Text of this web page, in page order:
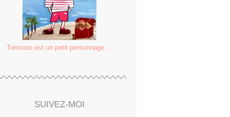
Torocoro est un petit personnage ...
SUIVEZ-MOI